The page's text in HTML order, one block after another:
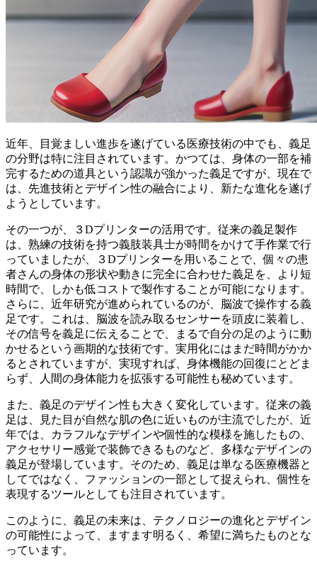
近年、目覚ましい進歩を遂げている医療技術の中でも、 義足
の分野は特に注目されています。かつては、身体の一部を補
完するための道具という認識が強かった義足ですが、現在で
は、先進技術とデザイン性の融合により、新たな進化を遂げ
ようとしています。
その一つが、 ３Dプリンターの活用です。従来の義足製作
は、熟練の技術を持つ義肢装具士が時間をかけて手作業で行
っていましたが、３Dプリンターを用いることで、個々の患
者さんの身体の形状や動きに完全に合わせた義足を、より短
時間で、しかも低コストで製作することが可能になります。
さらに、近年研究が進められているのが、
脳波で操作する義
足です。これは、脳波を読み取るセンサーを頭皮に装着し、
その信号を義足に伝えることで、まるで自分の足のように動
かせるという画期的な技術です。実用化にはまだ時間がかか
るとされていますが、実現すれば、身体機能の回復にとどま
らず、人間の身体能力を拡張する可能性も秘めています。
また、義足のデザイン性も大きく変化しています。従来の義
足は、見た目が自然な肌の色に近いものが主流でしたが、近
年では、
カラフルなデザインや個性的な模様を施したもの、
アクセサリー感覚で装飾できる ものなど、多様なデザインの
義足が登場しています。そのため、義足は単なる医療機器と
してではなく、ファッションの一部として捉えられ、個性を
表現するツールとしても注目されています。
このように、義足の未来は、テクノロジーの進化とデザイン
の可能性によって、ますます明るく、希望に満ちたものとな
っています。